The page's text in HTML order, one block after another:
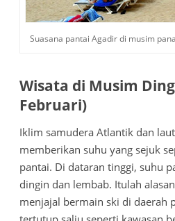
Suasana pantai Agadir di musim
Wisata di Musim
Februari)
Iklim samudera Atlantik dan
memberikan suhu yang sejuk
pantai. Di dataran tinggi, suhu
dingin dan lembab. Itulah
menjajal bermain ski di daerah